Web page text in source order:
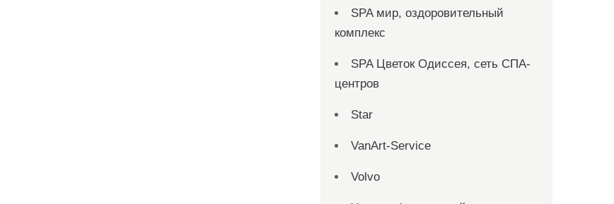
SPA мир, оздоровительный
комплекс
SPA Цветок Одиссея, сеть СПА-
центров
Star
VanArt-Service
Volvo